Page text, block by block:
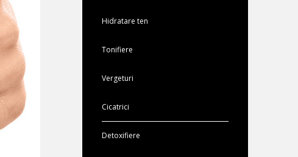
Hidratare ten
Tonifiere
Vergeturi
Cicatrici
Detoxifiere